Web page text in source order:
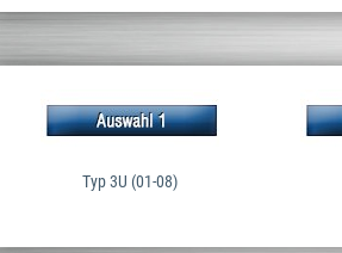
Typ 3U (01-08)